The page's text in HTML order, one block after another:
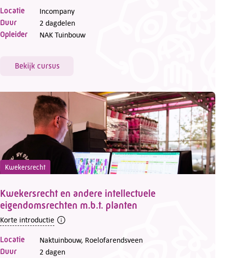
Locatie Incompany
Duur 2 dagdelen
Opleider NAK Tuinbouw
Bekijk cursus
Kwekersrecht
Kwekersrecht en andere intellectuele
eigendomsrechten m.b.t. planten
Korte introductie
Locatie Naktuinbouw, Roelofarendsveen
Duur 2 dagen